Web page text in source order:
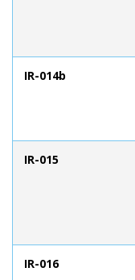
IR-014b
IR-015
IR-016